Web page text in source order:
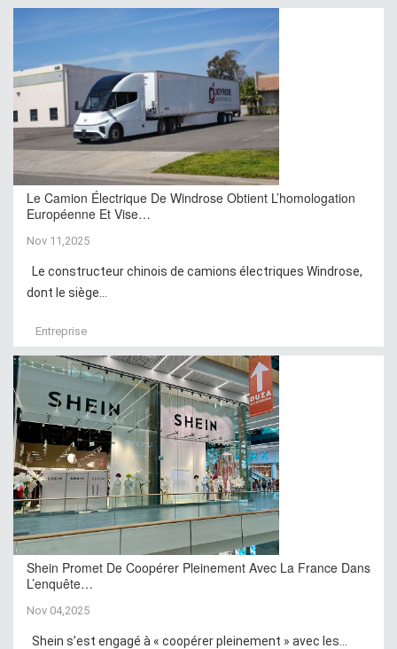
Le Camion Électrique De Windrose Obtient L’homologation
Européenne Et Vise…
Nov 11,2025
Le constructeur chinois de camions électriques Windrose,
dont le siège...
Entreprise
Shein Promet De Coopérer Pleinement Avec La France Dans
L’enquête…
Nov 04,2025
Shein s’est engagé à « coopérer pleinement » avec les...